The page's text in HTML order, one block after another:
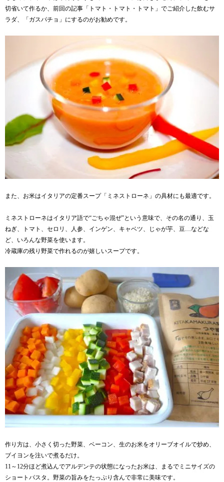
切省いて作るか、 前回の記事「トマト・トマト・トマト」 でご紹介した飲むサ
ラダ、「ガスパチョ」にするのがお勧めです。
また、お米はイタリアの定番スープ「ミネストローネ」の具材にも最適です。
ミネストローネはイタリア語で“ごちゃ混ぜ”という意味で、その名の通り、玉
ねぎ、トマト、セロリ、人参、インゲン、キャベツ、じゃが芋、豆…などな
ど、いろんな野菜を使います。
冷蔵庫の残り野菜で作れるのが嬉しいスープです。
作り方は、小さく切った野菜、ベーコン、生のお米をオリーブオイルで炒め、
ブイヨンを注いで煮るだけ。
11～12分ほど煮込んでアルデンテの状態になったお米は、まるでミニサイズの
ショートパスタ。野菜の旨みをたっぷり含んで非常に美味です。